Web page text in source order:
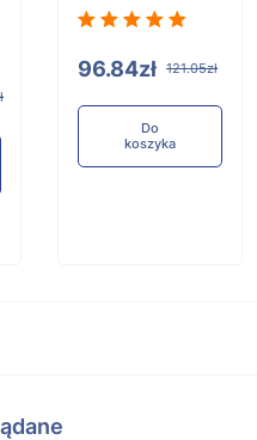
96.84zł 121.05zł
Do
koszyka